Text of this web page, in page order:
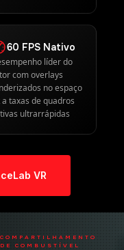
60 FPS Nativo
líder do
com overlays
no espaço
a taxas de quadros
ultrarrápidas
VR
COMPARTILHAMENTO
DE COMBUSTÍVEL